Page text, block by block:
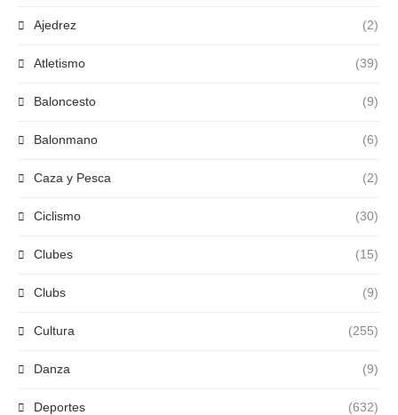
Ajedrez (2)
Atletismo (39)
Baloncesto (9)
Balonmano (6)
Caza y Pesca (2)
Ciclismo (30)
Clubes (15)
Clubs (9)
Cultura (255)
Danza (9)
Deportes (632)